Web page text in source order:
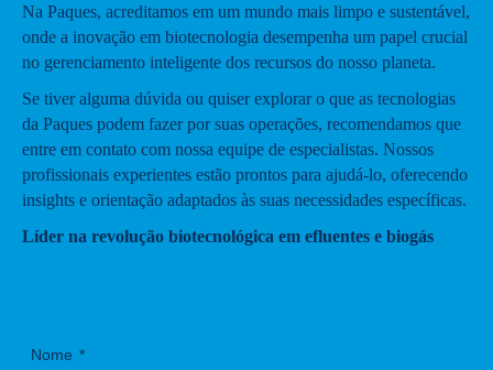
Na Paques, acreditamos em um mundo mais limpo e sustentável,
onde a inovação em biotecnologia desempenha um papel crucial
no gerenciamento inteligente dos recursos do nosso planeta.
Se tiver alguma dúvida ou quiser explorar o que as tecnologias
da Paques podem fazer por suas operações, recomendamos que
entre em contato com nossa equipe de especialistas. Nossos
profissionais experientes estão prontos para ajudá-lo, oferecendo
insights e orientação adaptados às suas necessidades específicas.
Líder na revolução biotecnológica em efluentes e biogás
Nome